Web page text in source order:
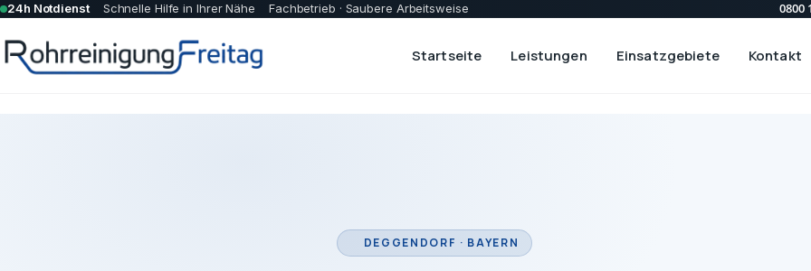
24h Notdienst Schnelle Hilfe in Ihrer Nähe Fachbetrieb · Saubere Arbeitsweise 0800
Startseite Leistungen Einsatzgebiete Kontakt
DEGGENDORF · BAYERN